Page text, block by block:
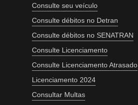
Consulte seu veículo
Consulte débitos no Detran
Consulte débitos no SENATRAN
Consulte Licenciamento
Consulte Licenciamento Atrasado
Licenciamento 2024
Consultar Multas